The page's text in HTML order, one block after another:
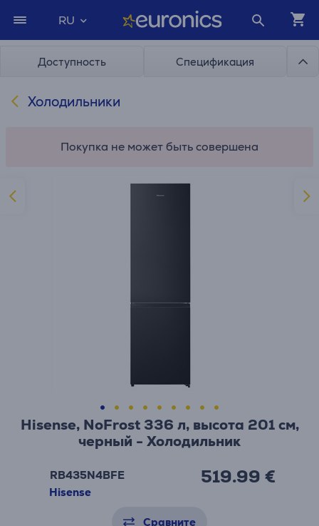
RU
Доступность Спецификация
Холодильники
Покупка не может быть совершена
Hisense, NoFrost 336 л, высота 201 см,
черный - Холодильник
RB435N4BFE
Hisense
519.99 €
Сравните